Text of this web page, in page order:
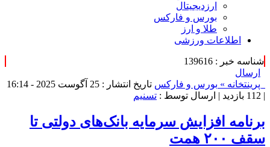
ارزدیجیتال
بورس و فارکس
طلا و ارز
اطلاعات ورزشی
شناسه خبر : 139616
ارسال
پرینتخانه » بورس و فارکس
تاریخ انتشار : 25 آگوست 2025 - 16:14
| 112 بازدید | ارسال توسط : تسنیم
برنامه افزایش سرمایه بانک‌های دولتی تا
سقف ۲۰۰ همت